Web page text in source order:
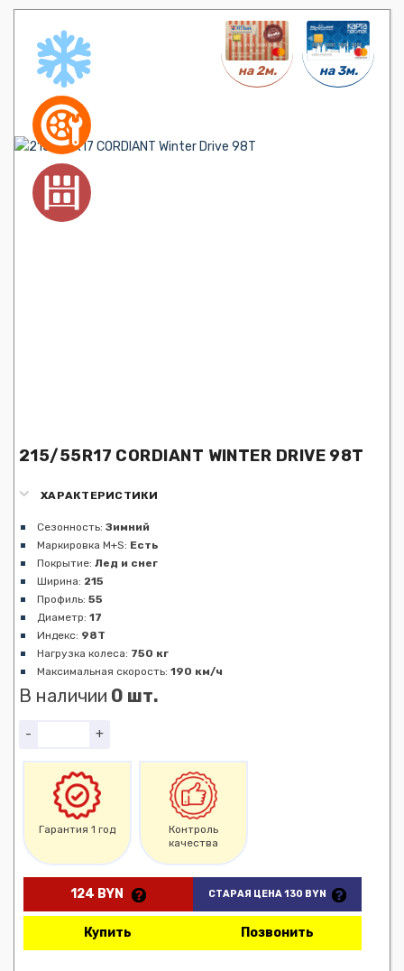
на 2м. на 3м.
215/55R17 CORDIANT WINTER DRIVE 98T
ХАРАКТЕРИСТИКИ
Сезонность: Зимний
Маркировка M+S: Есть
Покрытие: Лед и снег
Ширина: 215
Профиль: 55
Диаметр: 17
Индекс: 98T
Нагрузка колеса: 750 кг
Максимальная скорость: 190 км/ч
В наличии 0 шт.
- +
Гарантия 1 год
Контроль
качества
124 BYN СТАРАЯ ЦЕНА 130 BYN
Купить Позвонить